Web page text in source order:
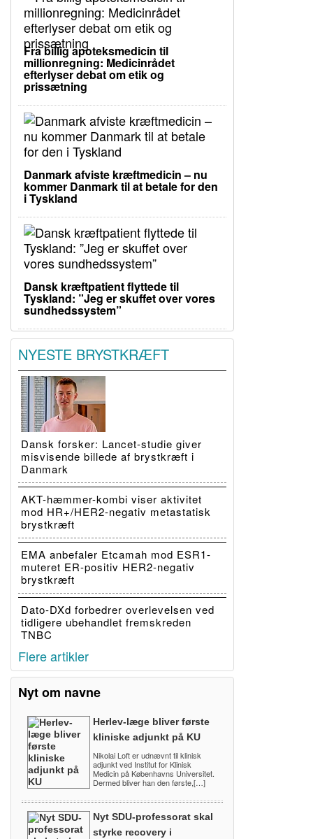
Fra billig apoteksmedicin til
millionregning: Medicinrådet
efterlyser debat om etik og
prissætning
Danmark afviste kræftmedicin – nu
kommer Danmark til at betale for den
i Tyskland
Dansk kræftpatient flyttede til
Tyskland: ”Jeg er skuffet over vores
sundhedssystem”
NYESTE BRYSTKRÆFT
Dansk forsker: Lancet-studie giver
misvisende billede af brystkræft i
Danmark
AKT-hæmmer-kombi viser aktivitet
mod HR+/HER2-negativ metastatisk
brystkræft
EMA anbefaler Etcamah mod ESR1-
muteret ER-positiv HER2-negativ
brystkræft
Dato-DXd forbedrer overlevelsen ved
tidligere ubehandlet fremskreden
TNBC
Flere artikler
Nyt om navne
Herlev-læge bliver første
kliniske adjunkt på KU
Nikolai Loft er udnævnt til klinisk
adjunkt ved Institut for Klinisk
Medicin på Københavns Universitet.
Dermed bliver han den første,[…]
Nyt SDU-professorat skal
styrke recovery i